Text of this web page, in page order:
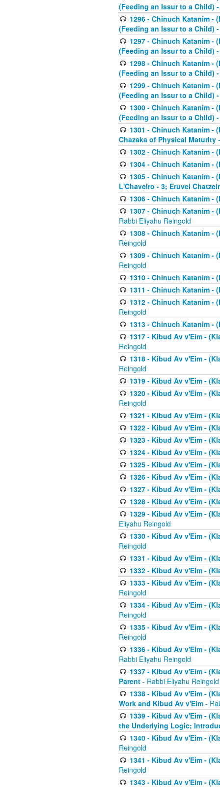
(Feeding an Issur to a Child)
1296 - Chinuch Katanim -
(Feeding an Issur to a Child)
1297 - Chinuch Katanim -
(Feeding an Issur to a Child)
1298 - Chinuch Katanim -
(Feeding an Issur to a Child)
1299 - Chinuch Katanim -
(Feeding an Issur to a Child)
1300 - Chinuch Katanim -
(Feeding an Issur to a Child)
1301 - Chinuch Katanim -
Chazaka of Physical Maturity
1302 - Chinuch Katanim -
1304 - Chinuch Katanim -
1305 - Chinuch Katanim -
L'Chaveiro - 3; Eruvei
1306 - Chinuch Katanim -
1307 - Chinuch Katanim -
Rabbi Eliyahu Reingold
1308 - Chinuch Katanim -
Reingold
1309 - Chinuch Katanim -
Reingold
1310 - Chinuch Katanim -
1311 - Chinuch Katanim -
1312 - Chinuch Katanim -
Reingold
1313 - Chinuch Katanim -
1317 - Kibud Av v'Eim -
Reingold
1318 - Kibud Av v'Eim -
Reingold
1319 - Kibud Av v'Eim -
1320 - Kibud Av v'Eim -
Reingold
1321 - Kibud Av v'Eim -
1322 - Kibud Av v'Eim -
1323 - Kibud Av v'Eim -
1324 - Kibud Av v'Eim -
1325 - Kibud Av v'Eim -
1326 - Kibud Av v'Eim -
1327 - Kibud Av v'Eim -
1328 - Kibud Av v'Eim -
1329 - Kibud Av v'Eim -
Eliyahu Reingold
1330 - Kibud Av v'Eim -
Reingold
1331 - Kibud Av v'Eim -
1332 - Kibud Av v'Eim -
1333 - Kibud Av v'Eim -
Reingold
1334 - Kibud Av v'Eim -
Reingold
1335 - Kibud Av v'Eim -
Reingold
1336 - Kibud Av v'Eim -
Rabbi Eliyahu Reingold
1337 - Kibud Av v'Eim -
Parent - Rabbi Eliyahu Reingold
1338 - Kibud Av v'Eim -
Work and Kibud Av v'Eim -
1339 - Kibud Av v'Eim -
the Underlying Logic;
1340 - Kibud Av v'Eim -
Reingold
1341 - Kibud Av v'Eim -
Reingold
1343 - Kibud Av v'Eim -